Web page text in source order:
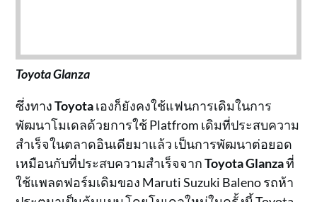
Toyota Glanza
ซึ่งทางToyotaเองก็ยังคงใช้แฟนการเดิมในการ
พัฒนาโมเดลด้วยการใช้ Platfrom เดิมที่ประสบความ
สำเร็จในตลาดอินเดียมาแล้ว เป็นการพัฒนาต่อยอด
เหมือนกับที่ประสบความสำเร็จจากToyota Glanzaที่
ใช้แพลตฟอร์มเดิมของ Maruti Suzuki Baleno รถห้า